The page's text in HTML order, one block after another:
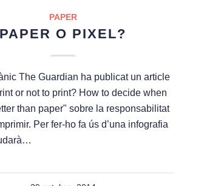
PAPER
PAPER O PIXEL?
The Guardian ha publicat un article
or not to print? How to decide when
than paper" sobre la responsabilitat
Per fer-ho fa ús d’una infografia